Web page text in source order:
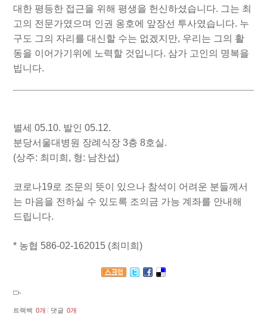
대한 평등한 접근을 위해 평생을 헌신하셨습니다. 그는 최
고의 전문가였으며 인권 옹호에 앞장선 투사였습니다. 누
구도 그의 자리를 대신할 수는 없겠지만, 우리는 그의 활
동을 이어가기위에 노력할 것입니다. 삼가 고인의 명복을
빕니다.
별세 05.10. 발인 05.12.
분당서울대병원 장례식장 3층 8호실.
(상주: 최미희, 형: 남찬섭)
코로나19로 조문의 뜻이 있으나 참석이 어려운 분들께서
는 마음을 전하실 수 있도록 조의금 가능 계좌를 안내해
드립니다.
* 농협 586-02-162015 (최미희)
트랙백 0개 댓글 0개